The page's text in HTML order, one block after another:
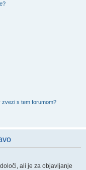
zvezi s tem forumom?
ali je za objavljanje